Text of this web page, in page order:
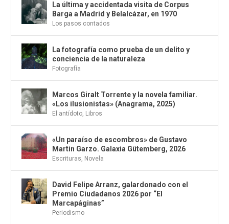
La última y accidentada visita de Corpus
Barga a Madrid y Belalcázar, en 1970
Los pasos contados
La fotografía como prueba de un delito y
conciencia de la naturaleza
Fotografía
Marcos Giralt Torrente y la novela familiar.
«Los ilusionistas» (Anagrama, 2025)
El antídoto, Libros
«Un paraíso de escombros» de Gustavo
Martin Garzo. Galaxia Gütemberg, 2026
Escrituras, Novela
David Felipe Arranz, galardonado con el
Premio Ciudadanos 2026 por “El
Marcapáginas”
Periodismo